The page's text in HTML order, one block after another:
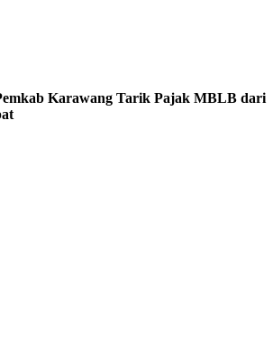
Karawang Tarik Pajak MBLB dari